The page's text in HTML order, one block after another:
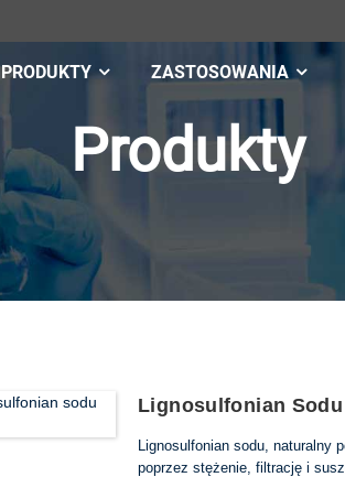
PRODUKTY ZASTOSOWANIA
Produkty
Lignosulfonian Sodu
Lignosulfonian sodu, naturalny
poprzez stężenie, filtrację i